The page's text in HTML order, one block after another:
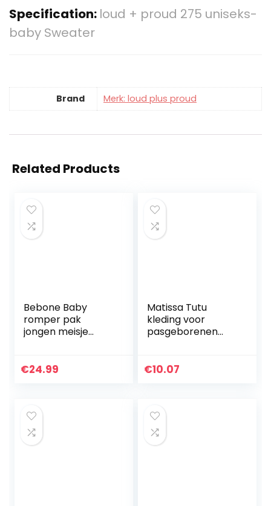
Specification: loud + proud 275 uniseks-
baby Sweater
Brand Merk: loud plus proud
Related Products
Bebone Baby
romper pak
jongen meisje
0-3 maanden)
€24.99
Matissa Tutu
kleding voor
pasgeborenen
rood
€10.07